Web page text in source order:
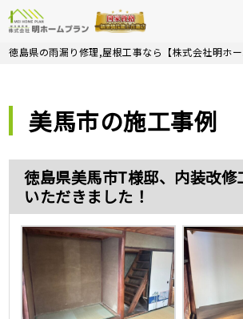
Skip
徳島県の雨漏り修理,屋根工事なら【株式会社明ホ
美馬市の施工事例
徳島県美馬市T様邸、内装改修
いただきました！